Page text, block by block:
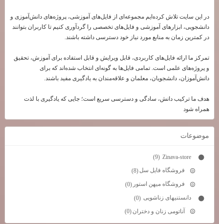
در این سایت تلاش کرده‌ایم مجموعه‌ای از فایل‌های آموزشی، پروژه‌های دانش‌آموزی و
دانشجویی، ابزارهای آموزشی و فایل‌های تخصصی را گردآوری کنیم تا کاربران بتوانند
در کمترین زمان به منابع مورد نیاز خود دسترسی داشته باشند.
تمرکز ما ارائه فایل‌های کاربردی، قابل ویرایش و قابل استفاده برای آموزش، تحقیق
و پروژه‌های علمی است. تمامی فایل‌ها به گونه‌ای انتخاب شده‌اند که برای
دانش‌آموزان، دانشجویان، معلمان و علاقه‌مندان به یادگیری مفید باشند.
هدف ما ترکیب دانش، سادگی و دسترسی سریع است؛ جایی که یادگیری با لذت
همراه شود
موضوعات
(9)
فروشگاه فایل سل (8)
فروشگاه میهن استور (0)
دانستنیهای زناشویی (0)
آناتومی زنان و دختران (0)